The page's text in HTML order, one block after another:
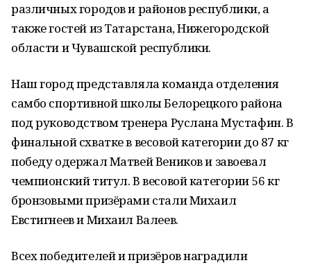
различных городов и районов республики, а
также гостей из Татарстана, Нижегородской
области и Чувашской республики.
Наш город представляла команда отделения
самбо спортивной школы Белорецкого района
под руководством тренера Руслана Мустафин. В
финальной схватке в весовой категории до 87 кг
победу одержал Матвей Веников и завоевал
чемпионский титул. В весовой категории 56 кг
бронзовыми призёрами стали Михаил
Евстигнеев и Михаил Валеев.
Всех победителей и призёров наградили